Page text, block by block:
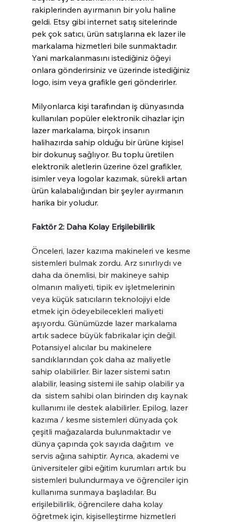
rakiplerinden ayırmanın bir yolu haline
geldi. Etsy gibi internet satış sitelerinde
pek çok satıcı, ürün satışlarına ek lazer ile
markalama hizmetleri bile sunmaktadır.
Yani markalanmasını istediğiniz öğeyi
onlara gönderirsiniz ve üzerinde istediğiniz
logo, isim veya grafikle geri gönderirler.
Milyonlarca kişi tarafından iş dünyasında
kullanılan popüler elektronik cihazlar için
lazer markalama, birçok insanın
halihazırda sahip olduğu bir ürüne kişisel
bir dokunuş sağlıyor. Bu toplu üretilen
elektronik aletlerin üzerine özel grafikler,
isimler veya logolar kazımak, sürekli artan
ürün kalabalığından bir şeyler ayırmanın
harika bir yoludur.
Faktör 2: Daha Kolay Erişilebilirlik
Önceleri, lazer kazıma makineleri ve kesme
sistemleri bulmak zordu. Arz sınırlıydı ve
daha da önemlisi, bir makineye sahip
olmanın maliyeti, tipik ev işletmelerinin
veya küçük satıcıların teknolojiyi elde
etmek için ödeyebilecekleri maliyeti
aşıyordu. Günümüzde lazer markalama
artık sadece büyük fabrikalar için değil.
Potansiyel alıcılar bu makinelere
sandıklarından çok daha az maliyetle
sahip olabilirler. Bir lazer sistemi satın
alabilir, leasing sistemi ile sahip olabilir ya
da  sistem sahibi olan birinden dış kaynak
kullanımı ile destek alabilirler. Epilog, lazer
kazıma / kesme sistemleri dünyada çok
çeşitli mağazalarda bulunmaktadır ve
dünya çapında çok sayıda dağıtım  ve
servis ağına sahiptir. Ayrıca, akademi ve
üniversiteler gibi eğitim kurumları artık bu
sistemleri bulundurmaya ve öğrenciler için
kullanıma sunmaya başladılar. Bu
erişilebilirlik, öğrencilere daha kolay
öğretmek için, kişiselleştirme hizmetleri